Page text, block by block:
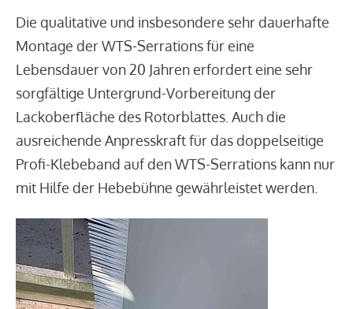
Die qualitative und insbesondere sehr dauerhafte
Montage der WTS-Serrations für eine
Lebensdauer von 20 Jahren erfordert eine sehr
sorgfältige Untergrund-Vorbereitung der
Lackoberfläche des Rotorblattes. Auch die
ausreichende Anpresskraft für das doppelseitige
Profi-Klebeband auf den WTS-Serrations kann nur
mit Hilfe der Hebebühne gewährleistet werden.